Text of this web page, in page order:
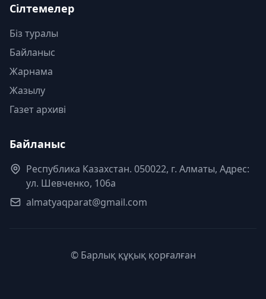
Сілтемелер
Біз туралы
Байланыс
Жарнама
Жазылу
Газет архиві
Байланыс
Республика Казахстан. 050022, г. Алматы, Адрес:
ул. Шевченко, 106а
almatyaqparat@gmail.com
© Барлық құқық қорғалған